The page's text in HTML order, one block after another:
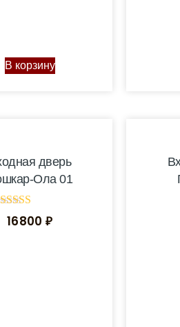
В корзину
дверь
Ола 01
Оценка
5.00
16800 ₽